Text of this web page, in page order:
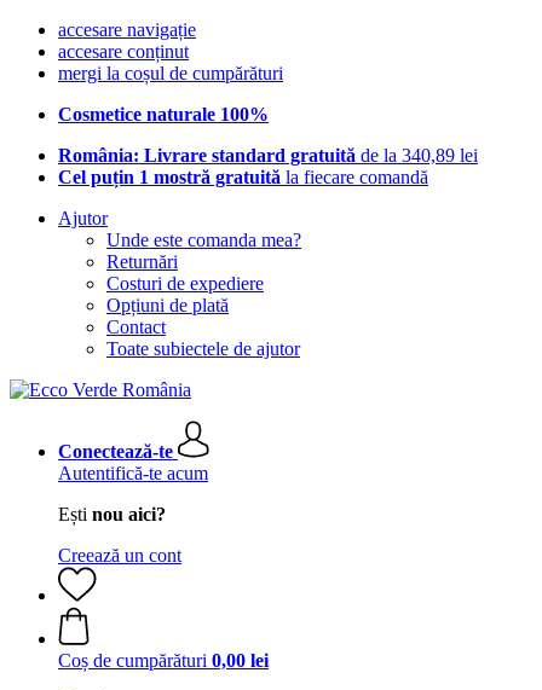
accesare navigație
accesare conținut
mergi la coșul de cumpărături
Cosmetice naturale 100%
România: Livrare standard gratuită de la 340,89 lei
Cel puțin 1 mostră gratuită la fiecare comandă
Ajutor
Unde este comanda mea?
Returnări
Costuri de expediere
Opțiuni de plată
Contact
Toate subiectele de ajutor
Conectează-te
Autentifică-te acum
Ești nou aici?
Creează un cont
Coș de cumpărături 0,00 lei